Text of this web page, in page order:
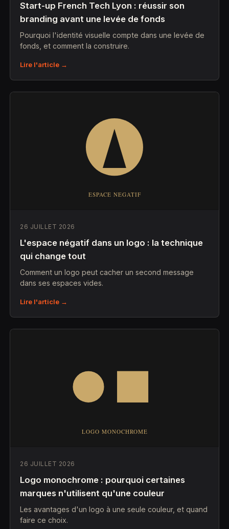
Start-up French Tech Lyon : réussir son
branding avant une levée de fonds
Pourquoi l'identité visuelle compte dans une levée de
fonds, et comment la construire.
Lire l'article →
26 JUILLET 2026
L'espace négatif dans un logo : la technique
qui change tout
Comment un logo peut cacher un second message
dans ses espaces vides.
Lire l'article →
26 JUILLET 2026
Logo monochrome : pourquoi certaines
marques n'utilisent qu'une couleur
Les avantages d'un logo à une seule couleur, et quand
faire ce choix.